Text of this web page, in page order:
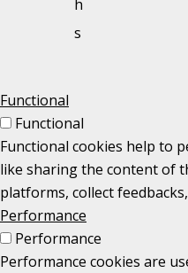
h
s
Functional
Functional
Functional cookies help to
like sharing the content of
platforms, collect
Performance
Performance
Performance cookies are